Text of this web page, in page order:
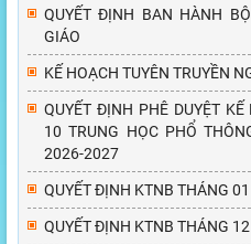
QUYẾT ĐỊNH BAN HÀNH
GIÁO
KẾ HOẠCH TUYÊN TRUYỀN
QUYẾT ĐỊNH PHÊ DUYỆT
10 TRUNG HỌC PHỔ
2026-2027
QUYẾT ĐỊNH KTNB THÁNG
QUYẾT ĐỊNH KTNB THÁNG